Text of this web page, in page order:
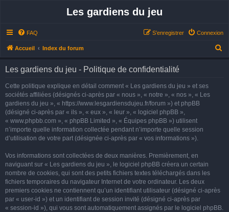
Les gardiens du jeu
FAQ Connexion
S’enregistrer
Accueil Index du forum
Les gardiens du jeu - Politique de confidentialité
Cette politique explique en détail comment « Les gardiens du jeu » et ses
sociétés affiliées (désignés ci-après par « nous », « notre », « nos », « Les
gardiens du jeu », « https://www.lesgardiensdujeu.fr/forum ») et phpBB
(désigné ci-après par « ils », « eux », « leur », « logiciel phpBB »,
« www.phpbb.com », « phpBB Limited », « Équipes phpBB ») utilisent
n’importe quelle information collectée pendant n’importe quelle session
d’utilisation de votre part (désignée ci-après par « vos informations »).
Vos informations sont collectées de deux manières. Premièrement, en
naviguant sur « Les gardiens du jeu », le logiciel phpBB créera un certain
nombre de cookies, qui sont des petits fichiers textes téléchargés dans les
fichiers temporaires du navigateur Internet de votre ordinateur. Les deux
premiers cookies ne contiennent qu’un identifiant utilisateur (désigné ci-après
par « user-id ») et un identifiant de session invité (désigné ci-après par
« session-id »), qui vous sont automatiquement assignés par le logiciel phpBB.